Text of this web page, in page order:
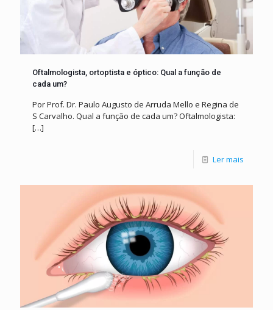
Oftalmologista, ortoptista e óptico: Qual a função de
cada um?
Por Prof. Dr. Paulo Augusto de Arruda Mello e Regina de
S Carvalho. Qual a função de cada um? Oftalmologista:
[…]
Ler mais